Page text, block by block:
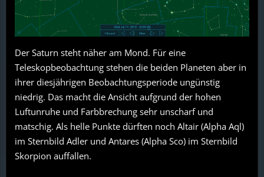
Der Saturn steht näher am Mond. Für eine
Teleskopbeobachtung stehen die beiden Planeten aber in
ihrer diesjährigen Beobachtungsperiode ungünstig
niedrig. Das macht die Ansicht aufgrund der hohen
Luftunruhe und Farbbrechung sehr unscharf und
matschig. Als helle Punkte dürften noch Altair (Alpha Aql)
im Sternbild Adler und Antares (Alpha Sco) im Sternbild
Skorpion auffallen.